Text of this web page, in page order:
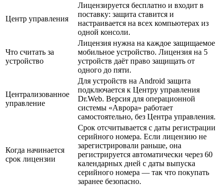
Центр управления
Лицензируется бесплатно и входит в
поставку: защита ставится и
настраивается на всех компьютерах из
одной консоли.
Что считать за
устройство
Лицензия нужна на каждое защищаемое
мобильное устройство. Лицензия на 5
устройств даёт право защищать от
одного до пяти.
Централизованное
управление
Для устройств на Android защита
подключается к Центру управления
Dr.Web. Версия для операционной
системы «Аврора» работает
самостоятельно, без Центра управления.
Когда начинается
срок лицензии
Срок отсчитывается с даты регистрации
серийного номера. Если лицензию не
зарегистрировали раньше, она
регистрируется автоматически через 60
календарных дней с даты выпуска
серийного номера — так что покупать
заранее безопасно.